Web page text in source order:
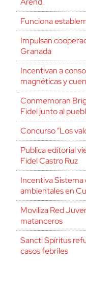
Funciona
Impulsan
Granada
Incentivan a
magnéticas y
Conmemoran
Fidel junto al
Concurso “Los
Publica editorial
Fidel Castro Ruz
Incentiva Sistema
ambientales en
Moviliza Red
matanceros
Sancti Spíritus
casos febriles